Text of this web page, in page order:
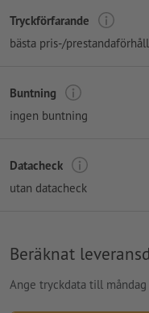
Tryckförfarande
bästa pris-/
Buntning
ingen buntning
Datacheck
utan datacheck
Beräknat
Ange tryckdata till måndag